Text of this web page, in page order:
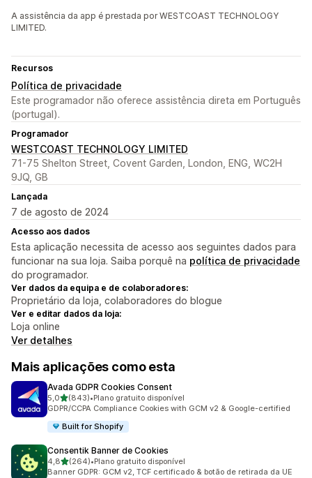
A assistência da app é prestada por WESTCOAST TECHNOLOGY
LIMITED.
Recursos
Política de privacidade
Este programador não oferece assistência direta em Português
(portugal).
Programador
WESTCOAST TECHNOLOGY LIMITED
71-75 Shelton Street, Covent Garden, London, ENG, WC2H
9JQ, GB
Lançada
7 de agosto de 2024
Acesso aos dados
Esta aplicação necessita de acesso aos seguintes dados para
funcionar na sua loja. Saiba porquê na política de privacidade
do programador.
Ver dados da equipa e de colaboradores:
Proprietário da loja, colaboradores do blogue
Ver e editar dados da loja:
Loja online
Ver detalhes
Mais aplicações como esta
Avada GDPR Cookies Consent
5,0de 5 estrelas
(843)
843 total de avaliações
•Plano gratuito disponível
GDPR/CCPA Compliance Cookies with GCM v2 & Google-certified
Built for Shopify
Consentik Banner de Cookies
4,8de 5 estrelas
(264)
264 total de avaliações
•Plano gratuito disponível
Banner GDPR: GCM v2, TCF certificado & botão de retirada da UE